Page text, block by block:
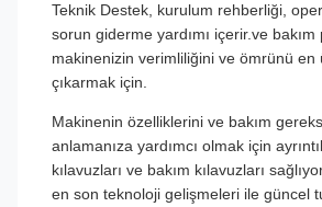
Teknik Destek, kurulum rehberliği,
sorun giderme yardımı içerir.ve
makinenizin verimliliğini ve ömrünü en
çıkarmak için.
Makinenin özelliklerini ve bakım
anlamanıza yardımcı olmak için
kılavuzları ve bakım kılavuzları
en son teknoloji gelişmeleri ile güncel